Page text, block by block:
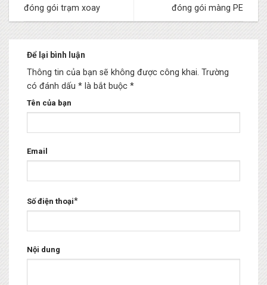
đóng gói trạm xoay
đóng gói màng PE
Để lại bình luận
Thông tin của bạn sẽ không được công khai. Trường
có đánh dấu * là bắt buộc *
Tên của bạn
Email
Số điện thoại*
Nội dung